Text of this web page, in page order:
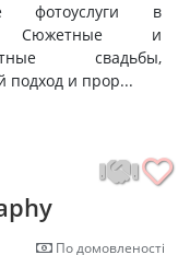
фотоуслуги в
Сюжетные и
свадьбы,
подход и прор...
По домовленості